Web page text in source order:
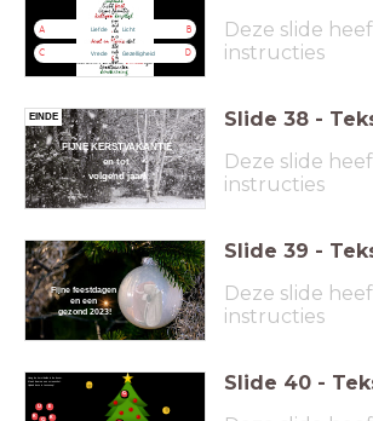
A Liefde B
Licht
C Vrede D
Gezelligheid
Deze slide
instructies
EINDE
FIJNE KERSTVAKANTIE
en tot
volgend jaar!
Slide 38 -
Deze slide
instructies
Fijne feestdagen
eneen
gezond 2023!
Slide 39 -
Deze slide
instructies
Hang de kerstballen in de boom.
Maak daarna een screenshot.
Upload deze in Lessonup!
G
U
K
K
G
Slide 40 -